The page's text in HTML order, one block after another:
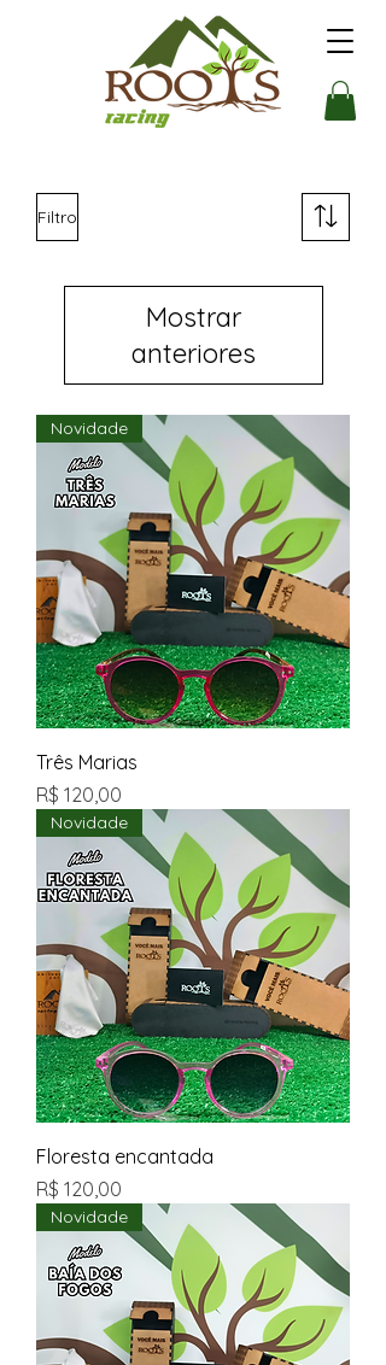
Filtro
Mostrar
anteriores
Novidade
Três Marias
Preço
R$ 120,00
Novidade
Floresta encantada
Preço
R$ 120,00
Novidade